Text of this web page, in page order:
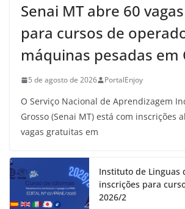
Senai MT abre 60
para cursos de
máquinas pesadas em
5 de agosto de 2026 PortalEnjoy
O Serviço Nacional de Aprendizagem
Grosso (Senai MT) está com inscrições
vagas gratuitas em
Instituto de Linguas
inscrições para
2026/2